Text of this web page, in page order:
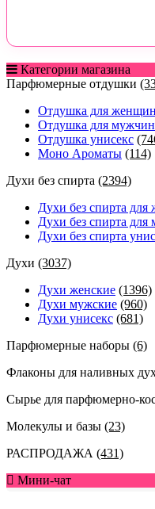
Категории магазина
Парфюмерные отдушки
Отдушка для женщин
Отдушка для мужчин
Отдушка унисекс
Моно Ароматы (114)
Духи без спирта (2394)
Духи без спирта
Духи без спирта для
Духи без спирта
Духи (3037)
Духи женские (1396)
Духи мужские (960)
Духи унисекс (681)
Парфюмерные наборы (6)
Флаконы для наливных
Сырье для парфюмерно-
Молекулы и базы (23)
РАСПРОДАЖА (431)
Мини-чат